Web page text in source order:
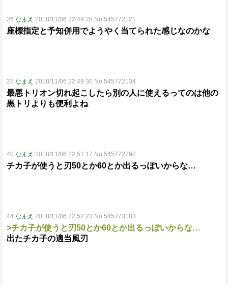
26 なまえ 2018/11/06 22:49:28 No.545772121
座標指定と予知併用でようやく当てられた感じなのかな
27 なまえ 2018/11/06 22:49:30 No.545772134
最悪トリオン切れ起こしたら別の人に使えるってのは他の
黒トリよりも便利よね
40 なまえ 2018/11/06 22:51:17 No.545772797
チカ子が使うと刃50とか60とか出るっぽいからな…
44 なまえ 2018/11/06 22:52:23 No.545773183
>チカ子が使うと刃50とか60とか出るっぽいからな…
出たチカ子の適当風刃